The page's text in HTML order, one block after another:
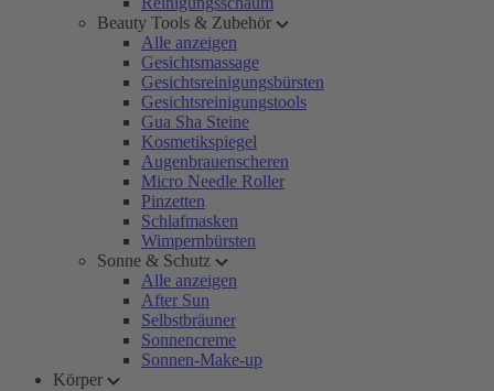
Beauty Tools & Zubehör
Alle anzeigen
Gesichtsmassage
Gesichtsreinigungsbürsten
Gesichtsreinigungstools
Gua Sha Steine
Kosmetikspiegel
Augenbrauenscheren
Micro Needle Roller
Pinzetten
Schlafmasken
Wimpernbürsten
Sonne & Schutz
Alle anzeigen
After Sun
Selbstbräuner
Sonnencreme
Sonnen-Make-up
Körper